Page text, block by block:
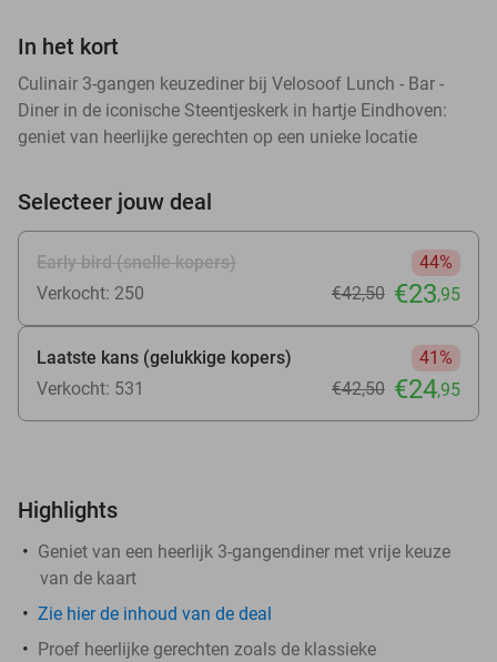
In het kort
Culinair 3-gangen keuzediner bij Velosoof Lunch - Bar -
Diner in de iconische Steentjeskerk in hartje Eindhoven:
geniet van heerlijke gerechten op een unieke locatie
Selecteer jouw deal
Early bird (snelle kopers)
44%
Verkocht: 250
€42,50 €23,95
Laatste kans (gelukkige kopers)
41%
Verkocht: 531
€42,50 €24,95
Highlights
Geniet van een heerlijk 3-gangendiner met vrije keuze
van de kaart
Zie hierde inhoud van de deal
Proef heerlijke gerechten zoals de klassieke